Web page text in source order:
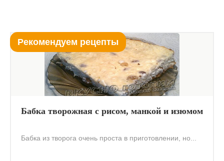
Рекомендуем рецепты
Бабка творожная с рисом, манкой и изюмом
Бабка из творога очень проста в приготовлении, но...